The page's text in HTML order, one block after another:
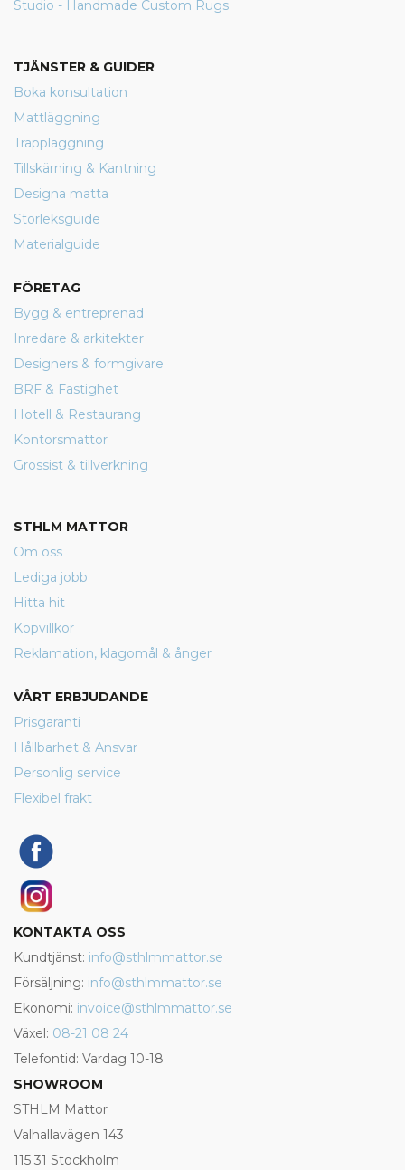
Studio - Handmade Custom Rugs
TJÄNSTER & GUIDER
Boka konsultation
Mattläggning
Trappläggning
Tillskärning & Kantning
Designa matta
Storleksguide
Materialguide
FÖRETAG
Bygg & entreprenad
Inredare & arkitekter
Designers & formgivare
BRF & Fastighet
Hotell & Restaurang
Kontorsmattor
Grossist & tillverkning
STHLM MATTOR
Om oss
Lediga jobb
Hitta hit
Köpvillkor
Reklamation, klagomål & ånger
VÅRT ERBJUDANDE
Prisgaranti
Hållbarhet & Ansvar
Personlig service
Flexibel frakt
KONTAKTA OSS
Kundtjänst: info@sthlmmattor.se
Försäljning: info@sthlmmattor.se
Ekonomi: invoice@sthlmmattor.se
Växel: 08-21 08 24
Telefontid: Vardag 10-18
SHOWROOM
STHLM Mattor
Valhallavägen 143
115 31 Stockholm